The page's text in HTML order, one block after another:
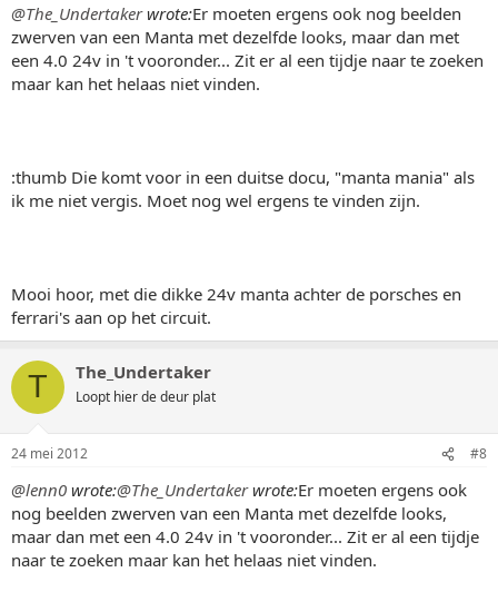
@The_Undertakerwrote:Er moeten ergens ook nog beelden
zwerven van een Manta met dezelfde looks, maar dan met
een 4.0 24v in 't vooronder... Zit er al een tijdje naar te zoeken
maar kan het helaas niet vinden.
:thumb Die komt voor in een duitse docu, "manta mania" als
ik me niet vergis. Moet nog wel ergens te vinden zijn.
Mooi hoor, met die dikke 24v manta achter de porsches en
ferrari's aan op het circuit.
T The_Undertaker
Loopt hier de deur plat
24 mei 2012 #8
@lenn0 wrote:@The_Undertakerwrote:Er moeten ergens ook
nog beelden zwerven van een Manta met dezelfde looks,
maar dan met een 4.0 24v in 't vooronder... Zit er al een tijdje
naar te zoeken maar kan het helaas niet vinden.